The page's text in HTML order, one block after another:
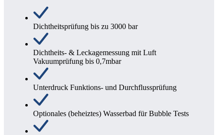
Dichtheitsprüfung bis zu 3000 bar
Dichtheits- & Leckagemessung mit Luft
Vakuumprüfung bis 0,7mbar
Unterdruck Funktions- und Durchflussprüfung
Optionales (beheiztes) Wasserbad für Bubble Tests